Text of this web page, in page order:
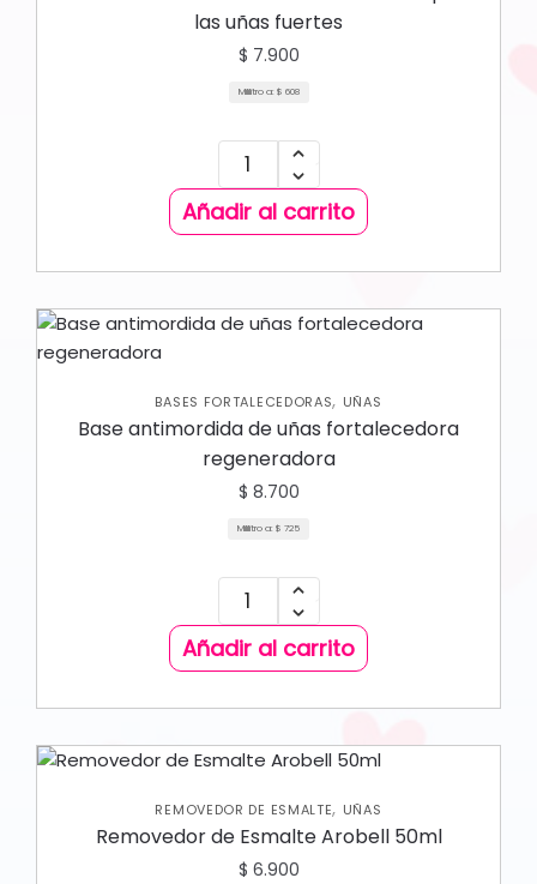
las uñas fuertes
$ 7.900
Mililitro a: $ 608
Añadir al carrito
BASES FORTALECEDORAS, UÑAS
Base antimordida de uñas fortalecedora
regeneradora
$ 8.700
Mililitro a: $ 725
Añadir al carrito
REMOVEDOR DE ESMALTE, UÑAS
Removedor de Esmalte Arobell 50ml
$ 6.900